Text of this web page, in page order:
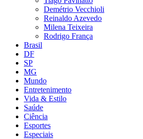
Demétrio Vecchioli
Reinaldo Azevedo
Milena Teixeira
Rodrigo França
Brasil
DF
SP
MG
Mundo
Entretenimento
Vida & Estilo
Saúde
Ciência
Esportes
Especiais